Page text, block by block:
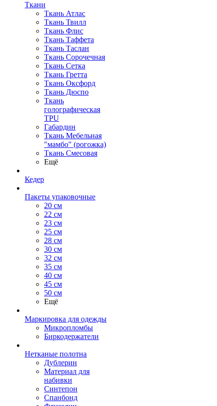
Ткани
Ткань Атлас
Ткань Твилл
Ткань Флис
Ткань Таффета
Ткань Таслан
Ткань Сорочечная
Ткань Сетка
Ткань Гретта
Ткань Оксфорд
Ткань Дюспо
Ткань
голографическая
TPU
Габардин
Ткань Мебельная
"мамбо" (рогожка)
Ткань Смесовая
Ещё
Кедер
Пакеты упаковочные
20 см
22 см
23 см
25 см
28 см
30 см
32 см
35 см
40 см
45 см
50 см
Ещё
Маркировка для одежды
Микропломбы
Биркодержатели
Нетканые полотна
Дублерин
Материал для
набивки
Синтепон
Спанбонд